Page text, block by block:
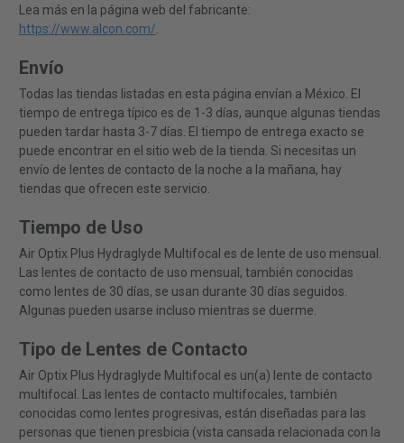
Lea más en la página web del fabricante:
https://www.alcon.com/.
Envío
Todas las tiendas listadas en esta página envían a México. El
tiempo de entrega típico es de 1-3 días, aunque algunas tiendas
pueden tardar hasta 3-7 días. El tiempo de entrega exacto se
puede encontrar en el sitio web de la tienda. Si necesitas un
envío de lentes de contacto de la noche a la mañana, hay
tiendas que ofrecen este servicio.
Tiempo de Uso
Air Optix Plus Hydraglyde Multifocal es de lente de uso mensual.
Las lentes de contacto de uso mensual, también conocidas
como lentes de 30 días, se usan durante 30 días seguidos.
Algunas pueden usarse incluso mientras se duerme.
Tipo de Lentes de Contacto
Air Optix Plus Hydraglyde Multifocal es un(a) lente de contacto
multifocal. Las lentes de contacto multifocales, también
conocidas como lentes progresivas, están diseñadas para las
personas que tienen presbicia (vista cansada relacionada con la